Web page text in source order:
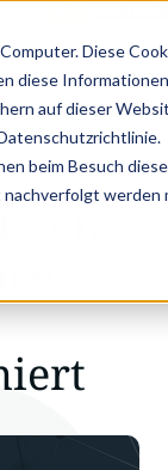
Diese
diese
auf dieser
beim Besuch
nachverfolgt werden
…